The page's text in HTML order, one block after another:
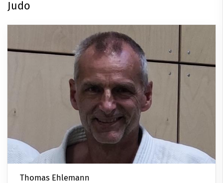
Judo
Thomas Ehlemann